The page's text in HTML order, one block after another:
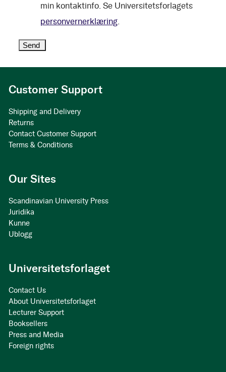
min kontaktinfo. Se Universitetsforlagets
personvernerklæring.
Customer Support
Shipping and Delivery
Returns
Contact Customer Support
Terms & Conditions
Our Sites
Scandinavian University Press
Juridika
Kunne
Ublogg
Universitetsforlaget
Contact Us
About Universitetsforlaget
Lecturer Support
Booksellers
Press and Media
Foreign rights